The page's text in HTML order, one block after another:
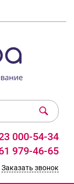
000-54-34
979-46-65
Заказать звонок